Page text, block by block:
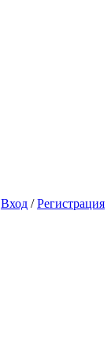
Вход /Регистрация